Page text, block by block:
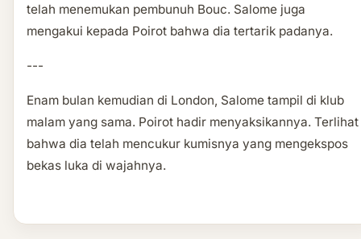
telah menemukan pembunuh Bouc. Salome juga
mengakui kepada Poirot bahwa dia tertarik padanya.
---
Enam bulan kemudian di London, Salome tampil di klub
malam yang sama. Poirot hadir menyaksikannya. Terlihat
bahwa dia telah mencukur kumisnya yang mengekspos
bekas luka di wajahnya.